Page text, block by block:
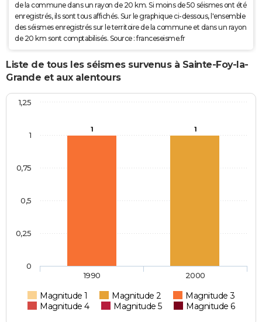
de la commune dans un rayon de 20 km. Si moins de 50 séismes ont été
enregistrés, ils sont tous affichés. Sur le graphique ci-dessous, l'ensemble
des séismes enregistrés sur le territoire de la commune et dans un rayon
de 20 km sont comptabilisés. Source : franceseisme.fr
Liste de tous les séismes survenus à Sainte-Foy-la-
Grande et aux alentours
1 1
Magnitude 1 Magnitude 2
Magnitude 3
Magnitude 4
Magnitude 5 Magnitude 6
1990 2000
0
0,25
0,5
0,75
1
1,25